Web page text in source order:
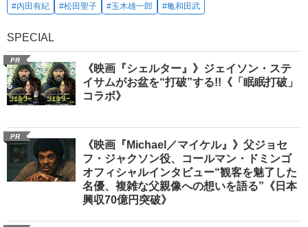
#内田有紀
#松田聖子 #玉木雄一郎 #亀和田武
SPECIAL
PR
《映画『シェルター』》ジェイソン・ステ
イサムがお盆を“打破”する!!《「眠眠打破」
コラボ》
PR
《映画『Michael／マイケル』》父ジョセ
フ・ジャクソン役、コールマン・ドミンゴ
オフィシャルインタビュー“観客を魅了した
名優、複雑な父親像への想いを語る”《日本
興収70億円突破》